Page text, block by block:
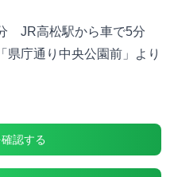
JR高松駅から車で5分
県庁通り中央公園前」より
認する